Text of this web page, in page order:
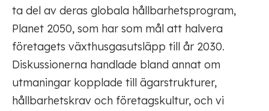
ta del av deras globala hållbarhetsprogram,
Planet 2050, som har som mål att halvera
företagets växthusgasutsläpp till år 2030.
Diskussionerna handlade bland annat om
utmaningar kopplade till ägarstrukturer,
hållbarhetskrav och företagskultur, och vi